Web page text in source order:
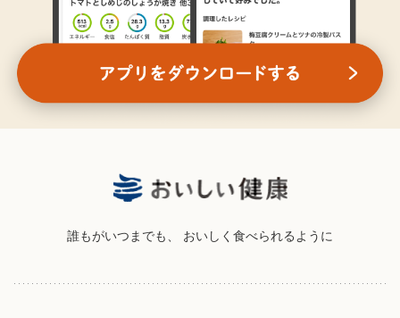
誰もがいつまでも、 おいしく食べられるように